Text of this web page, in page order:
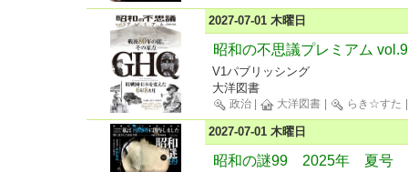
2027-07-01 木曜日
昭和の不思議プレミアム vol.9
V1パブリッシング
大洋図書
政治 大洋図書 らき☆すた
2027-07-01 木曜日
昭和の謎99 2025年 夏号